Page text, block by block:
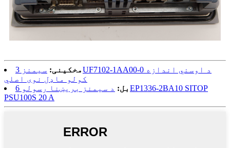
مخکینی:
سیمنز 3UF7102-1AA00-0 د اوسني اندازه
کولو ماډل نوی اصلي
بل:
د سیمنز بریښنا رسولو 6EP1336-2BA10 SITOP
PSU100S 20 A